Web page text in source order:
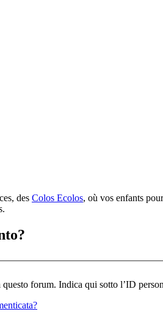
des Colos Ecolos, où vos enfants